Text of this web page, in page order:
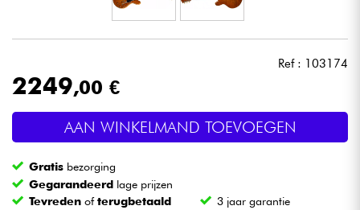
Licht
Blaasinstrument
Ref : 103174
2249,00 €
AAN WINKELMAND TOEVOEGEN
Gratis bezorging
Gegarandeerd lage prijzen
Tevreden ofterugbetaald 3 jaar garantie